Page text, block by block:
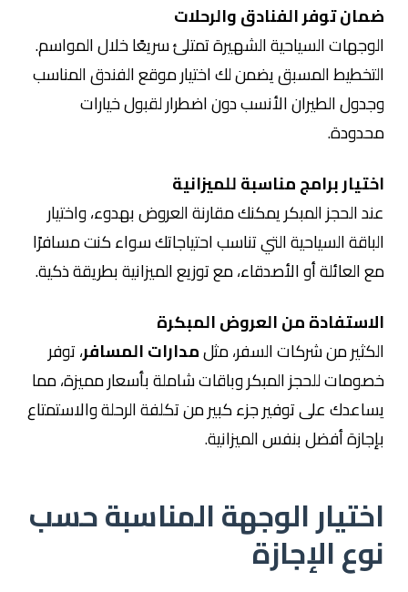
ضمان توفر الفنادق والرحلات
الوجهات السياحية الشهيرة تمتلئ سريعًا خلال المواسم.
التخطيط المسبق يضمن لك اختيار موقع الفندق المناسب
وجدول الطيران الأنسب دون اضطرار لقبول خيارات
محدودة.
اختيار برامج مناسبة للميزانية
عند الحجز المبكر يمكنك مقارنة العروض بهدوء، واختيار
الباقة السياحية التي تناسب احتياجاتك سواء كنت مسافرًا
مع العائلة أو الأصدقاء، مع توزيع الميزانية بطريقة ذكية.
الاستفادة من العروض المبكرة
الكثير من شركات السفر، مثلمدارات المسافر، توفر
خصومات للحجز المبكر وباقات شاملة بأسعار مميزة، مما
يساعدك على توفير جزء كبير من تكلفة الرحلة والاستمتاع
بإجازة أفضل بنفس الميزانية.
اختيار الوجهة المناسبة حسب
نوع الإجازة